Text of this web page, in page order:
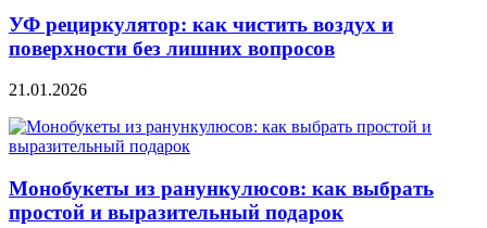
УФ рециркулятор: как чистить воздух и
поверхности без лишних вопросов
21.01.2026
Монобукеты из ранункулюсов: как выбрать
простой и выразительный подарок